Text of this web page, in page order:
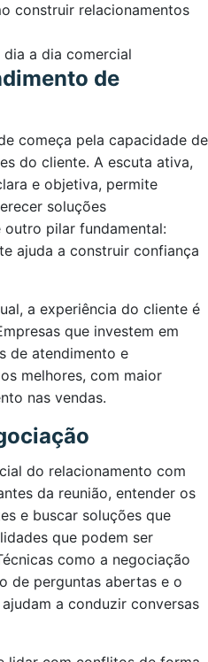
construir relacionamentos
a dia comercial
de
começa pela capacidade de
do cliente. A escuta ativa,
e objetiva, permite
soluções
outro pilar fundamental:
ajuda a construir confiança
a experiência do cliente é
que investem em
de atendimento e
melhores, com maior
nas vendas.
do relacionamento com
da reunião, entender os
e buscar soluções que
que podem ser
como a negociação
de perguntas abertas e o
a conduzir conversas